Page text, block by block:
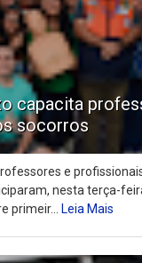
capacita
socorros
e
nesta terça-
primeir... Leia Mais